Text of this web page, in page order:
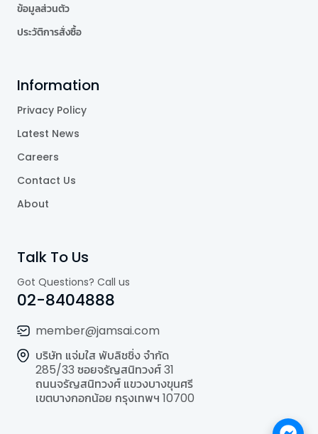
ข้อมูลส่วนตัว
ประวัติการสั่งซื้อ
Information
Privacy Policy
Latest News
Careers
Contact Us
About
Talk To Us
Got Questions? Call us
02-8404888
member@jamsai.com
บริษัท แจ่มใส พับลิชชิ่ง จำกัด
285/33 ซอยจรัญสนิทวงศ์ 31
ถนนจรัญสนิทวงศ์ แขวงบางขุนศรี
เขตบางกอกน้อย กรุงเทพฯ 10700